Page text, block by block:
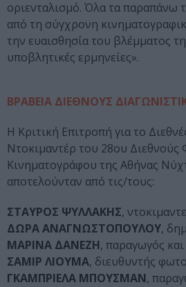
οριενταλισμό. Όλα τα παραπάνω
από τη σύγχρονη
την ευαισθησία του βλέμματος
υποβλητικές ερμηνείες».
ΒΡΑΒΕΙΑ ΔΙΕΘΝΟΥΣ
Η Κριτική Επιτροπή για το
Ντοκιμαντέρ του 28ου Διεθνούς
Κινηματογράφου της Αθήνας
αποτελούνταν από τις/τους:
ΣΤΑΥΡΟΣ ΨΥΛΛΑΚΗΣ,
ΔΩΡΑ ΑΝΑΓΝΩΣΤΟΠΟΥΛΟΥ,
ΜΑΡΙΝΑ ΔΑΝΕΖΗ, παραγωγός
ΣΑΜΙΡ ΛΙΟΥΜΑ, διευθυντής
ΓΚΑΜΠΡΙΕΛΑ ΜΠΟΥΣΜΑΝ,